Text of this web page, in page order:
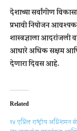
देशाच्या सर्वांगीण
प्रभावी नियोजन
शास्त्रज्ञाला आदरांजली
आधारे अधिक सक्षम आणि
देणारा दिवस आहे.
Related
१४ एप्रिल राष्ट्रीय अग्निशमन